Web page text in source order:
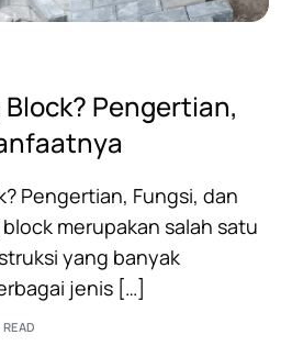
Pengertian,
Pengertian, Fungsi, dan
merupakan salah satu
yang banyak
jenis […]